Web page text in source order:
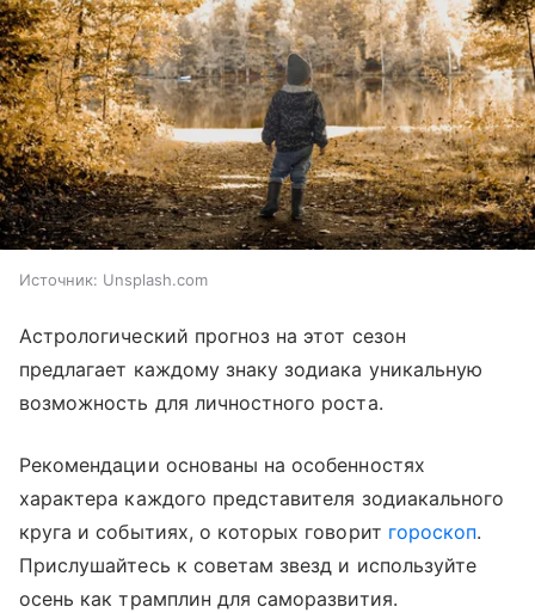
Источник: Unsplash.com
Астрологический прогноз на этот сезон
предлагает каждому знаку зодиака уникальную
возможность для личностного роста.
Рекомендации основаны на особенностях
характера каждого представителя зодиакального
круга и событиях, о которых говорит гороскоп.
Прислушайтесь к советам звезд и используйте
осень как трамплин для саморазвития.